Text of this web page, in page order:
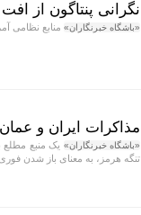
نگرانی پنتاگون از
«باشگاه خبرنگاران» منابع نظامی
مذاکرات ایران و
«باشگاه خبرنگاران» یک منبع مطلع
تنگه هرمز، به معنای باز شدن